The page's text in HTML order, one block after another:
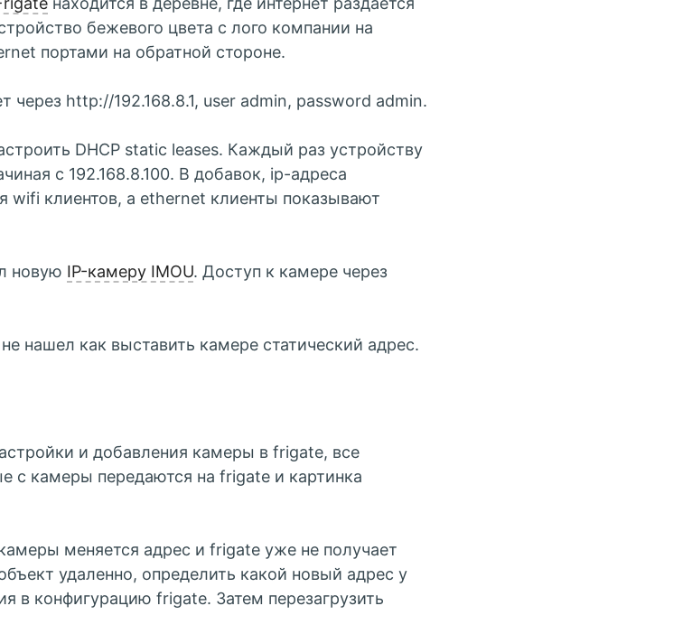
бежевого цвета с лого компании на
портами на обратной стороне.
через http://192.168.8.1, user admin, password admin.
DHCP static leases. Каждый раз устройству
с 192.168.8.100. В добавок, ip-адреса
wifi клиентов, а ethernet клиенты показывают
новую IP-камеру IMOU. Доступ к камере через
нашел как выставить камере статический адрес.
и добавления камеры в frigate, все
с камеры передаются на frigate и картинка
меняется адрес и frigate уже не получает
удаленно, определить какой новый адрес у
в конфигурацию frigate. Затем перезагрузить